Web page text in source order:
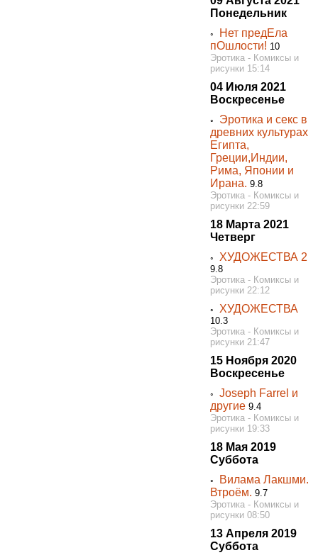
Понедельник
◦
Нет предЕла
пОшлости! 10
Эротика - Комиксы и
рисунки 15:14
04 Июля 2021
Воскресенье
◦ Эротика и секс в
древних культурах
Египта,
Греции,Индии,
Рима, Японии и
Ирана.9.8
Эротика - Комиксы и
рисунки 22:59
18 Марта 2021
Четверг
◦ХУДОЖЕСТВА 2
9.8
Эротика - Комиксы и
рисунки 22:12
◦ХУДОЖЕСТВА
10.3
Эротика - Комиксы и
рисунки 21:47
15 Ноября 2020
Воскресенье
◦Joseph Farrel и
другие9.4
Эротика - Комиксы и
рисунки 19:33
18 Мая 2019
Суббота
◦
Вилама Лакшми.
Втроём. 9.7
Эротика - Комиксы и
рисунки 08:50
13 Апреля 2019
Суббота